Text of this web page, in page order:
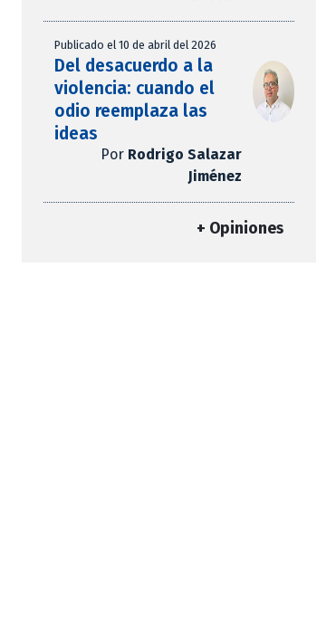
Publicado el 10 de abril del 2026
Del desacuerdo a la
violencia: cuando el
odio reemplaza las
ideas
Por Rodrigo Salazar
Jiménez
+ Opiniones